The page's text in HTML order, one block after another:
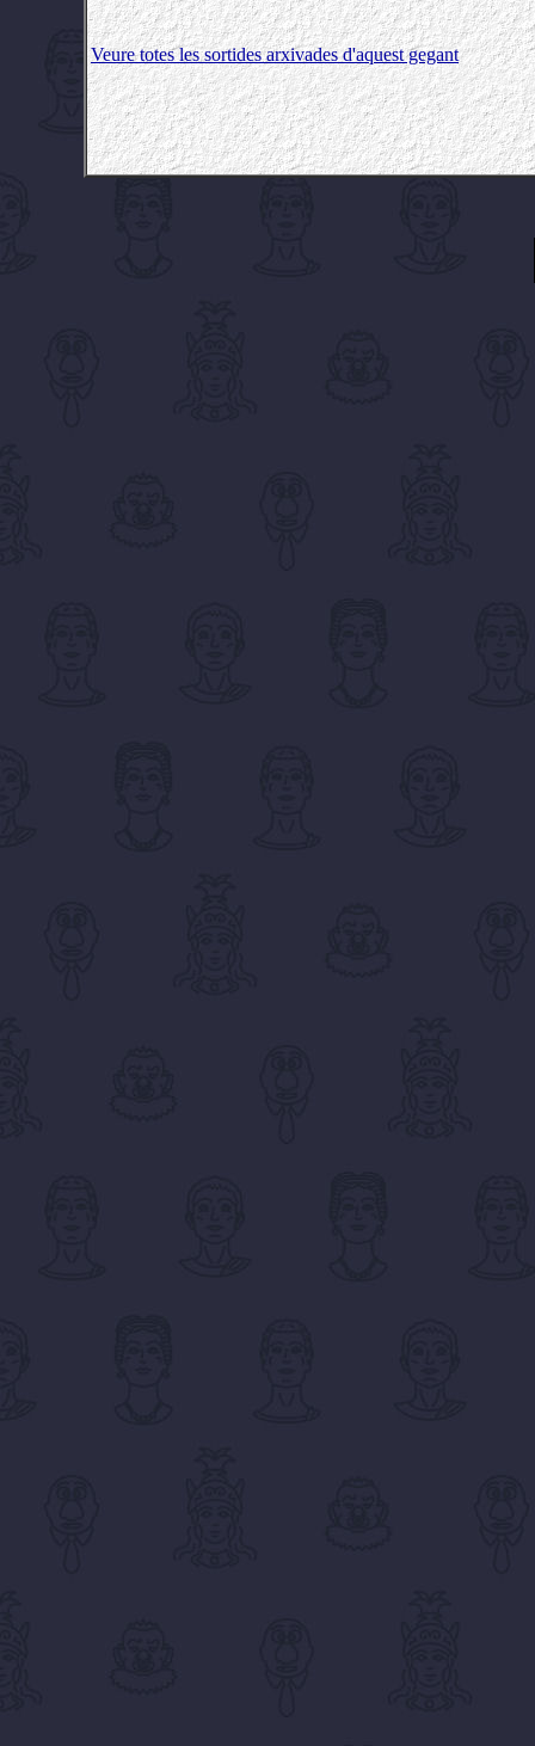
Veure totes les sortides arxivades d'aquest gegant